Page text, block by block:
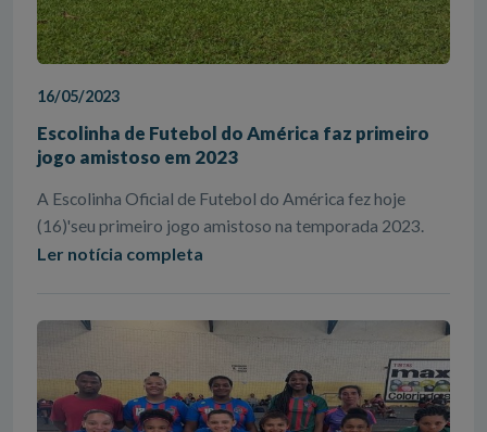
16/05/2023
Escolinha de Futebol do América faz primeiro
jogo amistoso em 2023
A Escolinha Oficial de Futebol do América fez hoje
(16)'seu primeiro jogo amistoso na temporada 2023.
Ler notícia completa